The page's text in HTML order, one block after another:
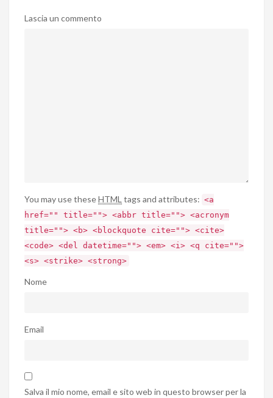
Lascia un commento
You may use theseHTML tags and attributes: <a
href="" title=""> <abbr title=""> <acronym
title=""> <b> <blockquote cite=""> <cite>
<code> <del datetime=""> <em> <i> <q cite="">
<s> <strike> <strong>
Nome
Email
Salva il mio nome, email e sito web in questo browser per la